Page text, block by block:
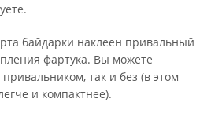
байдарки наклеен привальный
фартука. Вы можете
привальником, так и без (в этом
и компактнее).